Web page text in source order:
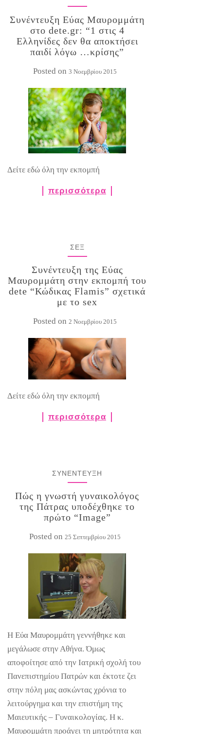
Συνέντευξη Εύας Μαυρομμάτη
στο dete.gr: “1 στις 4
Ελληνίδες δεν θα αποκτήσει
παιδί λόγω …κρίσης”
Posted on 3 Νοεμβρίου 2015
Δείτε εδώ όλη την εκπομπή
περισσότερα
ΣΕΞ
Συνέντευξη της Εύας
Μαυρομμάτη στην εκπομπή του
dete “Κώδικας Flamis” σχετικά
με το sex
Posted on 2 Νοεμβρίου 2015
Δείτε εδώ όλη την εκπομπή
περισσότερα
ΣΥΝΕΝΤΕΥΞΗ
Πώς η γνωστή γυναικολόγος
της Πάτρας υποδέχθηκε το
πρώτο “Image”
Posted on 25 Σεπτεμβρίου 2015
Η Εύα Μαυρομμάτη γεννήθηκε και
μεγάλωσε στην Αθήνα. Όμως
αποφοίτησε από την Ιατρική σχολή του
Πανεπιστημίου Πατρών και έκτοτε ζει
στην πόλη μας ασκώντας χρόνια το
λειτούργημα και την επιστήμη της
Μαιευτικής – Γυναικολογίας. Η κ.
Μαυρομμάτη προάγει τη μητρότητα και